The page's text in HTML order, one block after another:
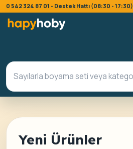
0 542 324 87 01 - Destek Hattı (08:30 - 17:30)
Yeni Ürünler